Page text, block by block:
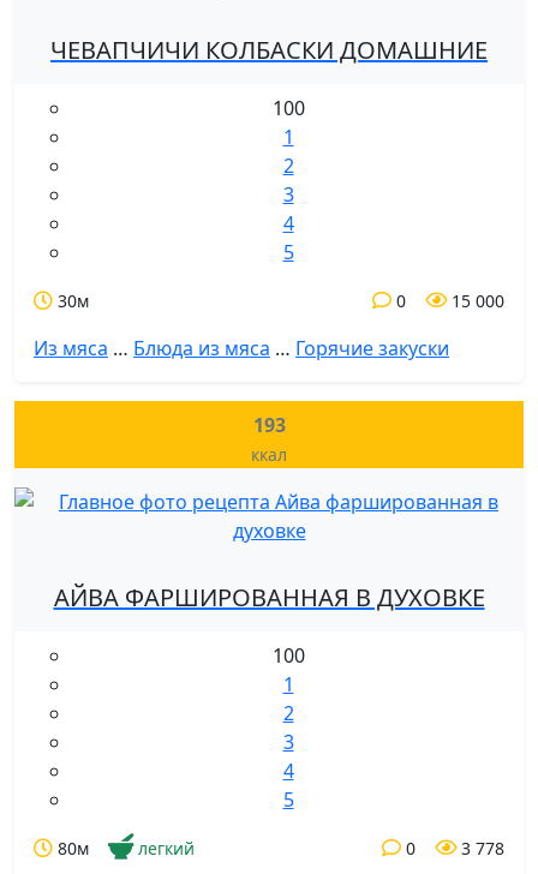
ЧЕВАПЧИЧИ КОЛБАСКИ ДОМАШНИЕ
100
1
2
3
4
5
30м 15 000
0
Из мяса … Блюда из мяса … Горячие закуски
193
ккал
АЙВА ФАРШИРОВАННАЯ В ДУХОВКЕ
100
1
2
3
4
5
80м легкий 3 778
0